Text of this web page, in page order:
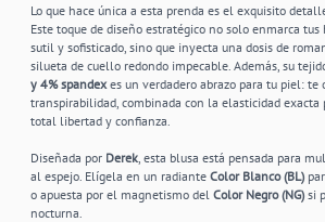
Lo que hace única a esta prenda es el exquisito
Este toque de diseño estratégico no solo enmarca
sutil y sofisticado, sino que inyecta una dosis de
silueta de cuello redondo impecable. Además, su
y 4% spandexes un verdadero abrazo para tu piel: te
transpirabilidad, combinada con la elasticidad exacta
total libertad y confianza.
Diseñada por Derek , esta blusa está pensada para
al espejo. Elígela en un radiante Color Blanco (BL)
o apuesta por el magnetismo del Color Negro (NG) si
nocturna.